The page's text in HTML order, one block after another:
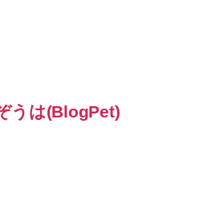
うは(BlogPet)